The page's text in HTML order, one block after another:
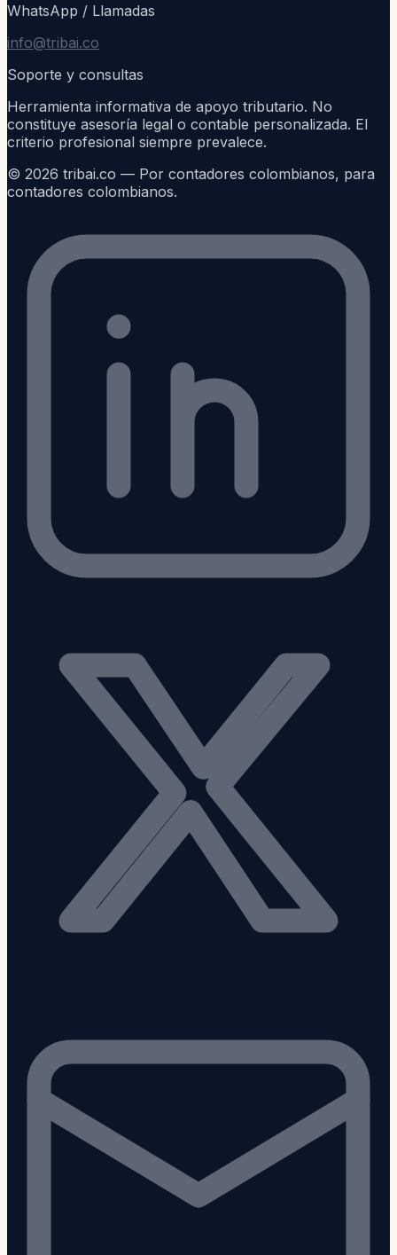
WhatsApp / Llamadas
info@tribai.co
Soporte y consultas
Herramienta informativa de apoyo tributario. No
constituye asesoría legal o contable personalizada. El
criterio profesional siempre prevalece.
© 2026 tribai.co — Por contadores colombianos, para
contadores colombianos.